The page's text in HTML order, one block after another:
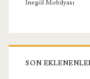
İnegöl Mobilyası
SON